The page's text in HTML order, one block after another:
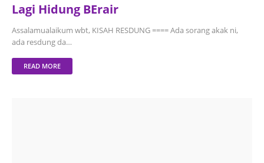
Lagi Hidung BErair
Assalamualaikum wbt, KISAH RESDUNG ==== Ada sorang akak ni,
ada resdung da…
READ MORE